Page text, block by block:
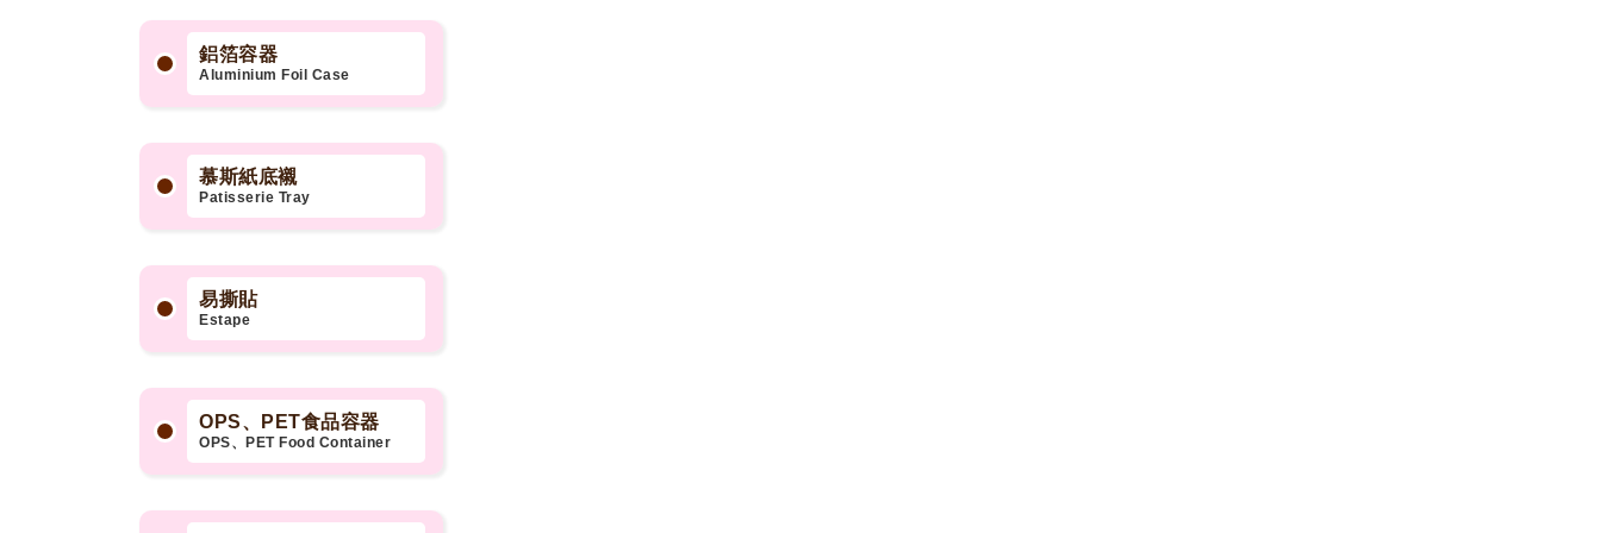
鋁箔容器
Aluminium Foil Case
慕斯紙底襯
Patisserie Tray
易撕貼
Estape
OPS、PET食品容器
OPS、PET Food Container